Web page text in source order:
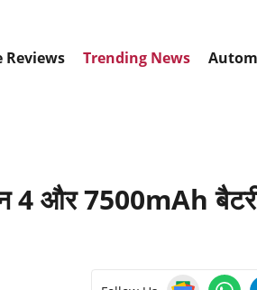
Reviews Trending News
4 और 7500mAh